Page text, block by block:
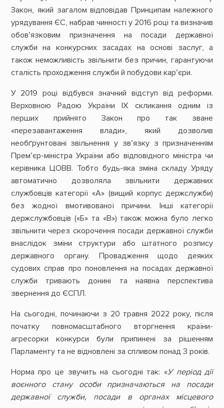
Закон, який загалом відповідав Принципам належного
урядування ЄС, набрав чинності у 2016 році та визначив
обов’язковим призначення на посади державної
служби на конкурсних засадах на основі заслуг, а
також неможливість звільнити без причин, гарантуючи
сталість проходження служби й побудови кар’єри.
У 2019 році відбувся значний відступ від реформи.
Верховною Радою України IX скликання одним із
перших прийнято Закон про так зване
«перезавантаження влади», який дозволив
необґрунтовані звільнення у зв’язку з призначенням
Прем’єр-міністра України або відповідного міністра чи
керівника ЦОВВ. Тобто будь-яка зміна складу Уряду
автоматично дозволяла звільнити державних
службовців категорії «А» (вищий корпус держслужби)
без жодної вмотивованої причини. Інші категорії
держслужбовців («Б» та «В») також можна було легко
звільнити через скорочення посади державної служби
внаслідок зміни структури або штатного розпису
державного органу. Провадження щодо деяких
судових справ про поновлення на посадах державної
служби тривають донині та наявна перспектива
звернення до ЄСПЛ.
На сьогодні, починаючи з 20 травня 2022 року, після
початку повномасштабного вторгнення країни-
агресорки конкурси були припинені за рішенням
Парламенту та не відновлені за спливом понад 3 років.
Норма про це звучить на сьогодні так: «У період дії
воєнного стану особи призначаються на посади
державної служби, посади в органах місцевого